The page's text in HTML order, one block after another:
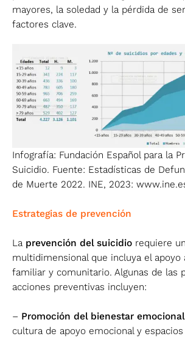
mayores, la soledad y la pérdida de
factores clave.
Infografía: Fundación Español para la
Suicidio. Fuente: Estadísticas de
de Muerte 2022. INE, 2023:
Estrategias de prevención
La prevención del suicidio requiere
multidimensional que incluya el apoyo
familiar y comunitario. Algunas de las
acciones preventivas incluyen:
– Promoción del bienestar emocional
cultura de apoyo emocional y